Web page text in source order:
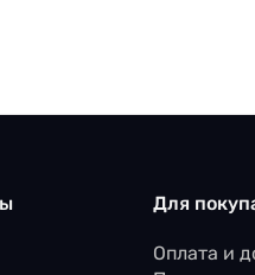
Для
Оплата и